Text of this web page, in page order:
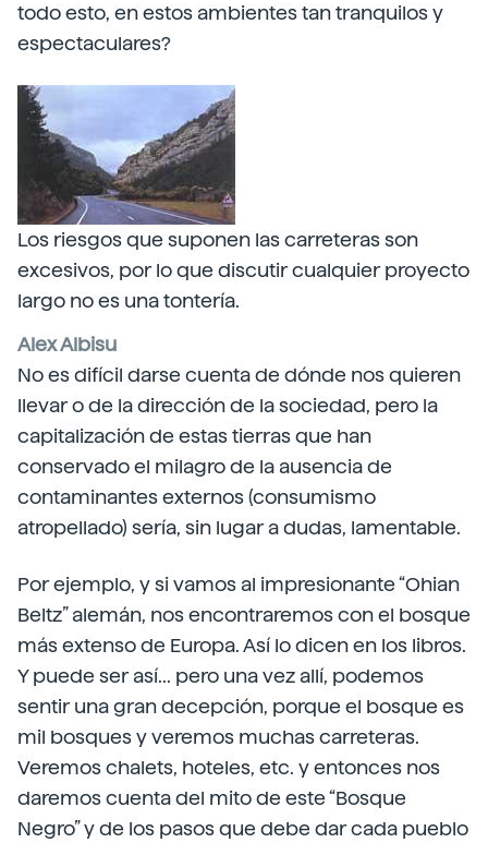
todo esto, en estos ambientes tan tranquilos y
espectaculares?
Los riesgos que suponen las carreteras son
excesivos, por lo que discutir cualquier proyecto
largo no es una tontería.
Alex Albisu
No es difícil darse cuenta de dónde nos quieren
llevar o de la dirección de la sociedad, pero la
capitalización de estas tierras que han
conservado el milagro de la ausencia de
contaminantes externos (consumismo
atropellado) sería, sin lugar a dudas, lamentable.
Por ejemplo, y si vamos al impresionante “Ohian
Beltz” alemán, nos encontraremos con el bosque
más extenso de Europa. Así lo dicen en los libros.
Y puede ser así... pero una vez allí, podemos
sentir una gran decepción, porque el bosque es
mil bosques y veremos muchas carreteras.
Veremos chalets, hoteles, etc. y entonces nos
daremos cuenta del mito de este “Bosque
Negro” y de los pasos que debe dar cada pueblo